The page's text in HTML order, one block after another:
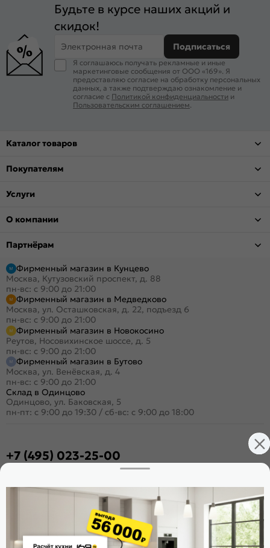
Будьте в курсе наших акций и
скидок!
Электронная почта Подписаться
Я соглашаюсь получать рекламные и иные
маркетинговые сообщения от ООО «169». Я
предоставляю согласие на обработку персональных
данных, а также подтверждаю ознакомление и
согласие с Политикой конфиденциальности и
Пользовательским соглашением
Каталог товаров
Покупателям
Услуги
О компании
Партнёрам
Фирменный магазин в Кунцево
Москва, Кутузовский проспект, д. 88
пн-вс: с 9:00 до 21:00
Фирменный магазин в Медведково
Москва, ул. Осташковская, д. 22, подъезд 6
пн-вс: с 9:00 до 21:00
Фирменный магазин в Новокосино
Реутов, Носовихинское шоссе, д. 5
пн-вс: с 9:00 до 21:00
Фирменный магазин в Бутово
Москва, ул. Венёвская, д. 4
пн-вс: с 9:00 до 21:00
Склад в Одинцово
Одинцово, ул. Баковская, 5
пн-пт: с 9:00 до 19:30 / сб-вс: с 9:00 до 18:00
+7 (495) 023-25-00
Стать дилером
Поделиться
Оцените магазин